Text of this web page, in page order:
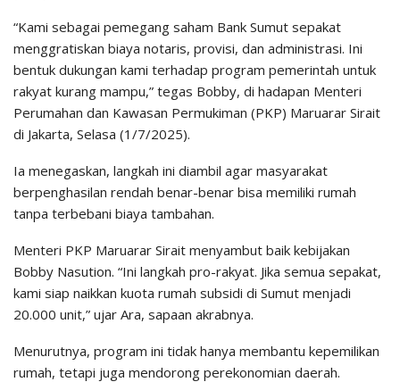
“Kami sebagai pemegang saham Bank Sumut sepakat
menggratiskan biaya notaris, provisi, dan administrasi. Ini
bentuk dukungan kami terhadap program pemerintah untuk
rakyat kurang mampu,” tegas Bobby, di hadapan Menteri
Perumahan dan Kawasan Permukiman (PKP) Maruarar Sirait
di Jakarta, Selasa (1/7/2025).
Ia menegaskan, langkah ini diambil agar masyarakat
berpenghasilan rendah benar-benar bisa memiliki rumah
tanpa terbebani biaya tambahan.
Menteri PKP Maruarar Sirait menyambut baik kebijakan
Bobby Nasution. “Ini langkah pro-rakyat. Jika semua sepakat,
kami siap naikkan kuota rumah subsidi di Sumut menjadi
20.000 unit,” ujar Ara, sapaan akrabnya.
Menurutnya, program ini tidak hanya membantu kepemilikan
rumah, tetapi juga mendorong perekonomian daerah.